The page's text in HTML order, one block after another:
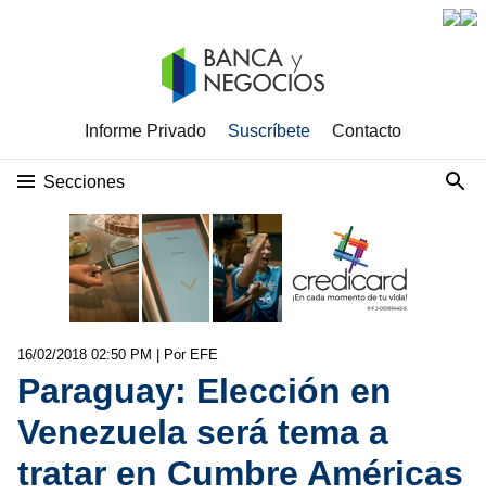
Informe Privado Suscríbete Contacto
Secciones
16/02/2018 02:50 PM | Por EFE
Paraguay: Elección en
Venezuela será tema a
tratar en Cumbre Américas